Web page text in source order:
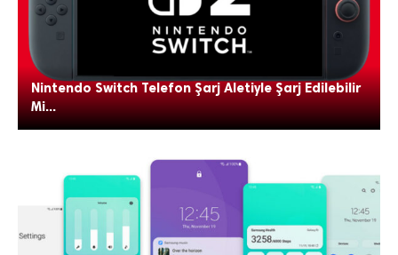
Nintendo Switch Telefon Şarj Aletiyle Şarj Edilebilir
Mi...